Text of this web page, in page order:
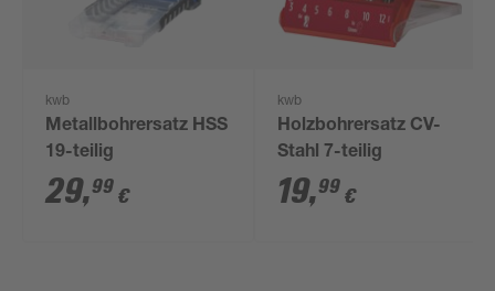
kwb
Metallbohrersatz HSS
19-teilig
29,99 €
kwb
Holzbohrersatz CV-
Stahl 7-teilig
19,99 €